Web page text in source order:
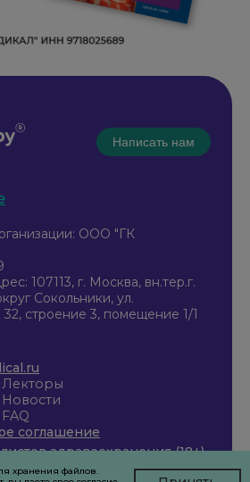
Написать нам
ООО "ГК
107113, г. Москва, вн.тер.г.
Сокольники, ул.
строение 3, помещение 1/1
Лекторы
Новости
FAQ
соглашение
здравоохранения (18+)
хранения файлов.